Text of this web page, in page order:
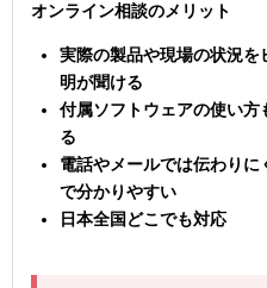
オンライン相談のメリット
実際の製品や現場の状況
明が聞ける
付属ソフトウェアの使い
る
電話やメールでは伝わり
で分かりやすい
日本全国どこでも対応